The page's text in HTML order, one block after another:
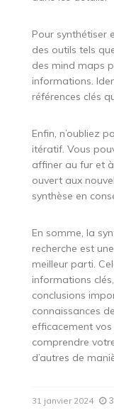
Pour synthétiser
des outils tels
des mind maps
informations.
références clés
Enfin, n’oubliez
itératif. Vous
affiner au fur et
ouvert aux
synthèse en
En somme, la
recherche est
meilleur parti.
informations
conclusions
connaissances
efficacement
comprendre
d’autres de
31 janvier 2024